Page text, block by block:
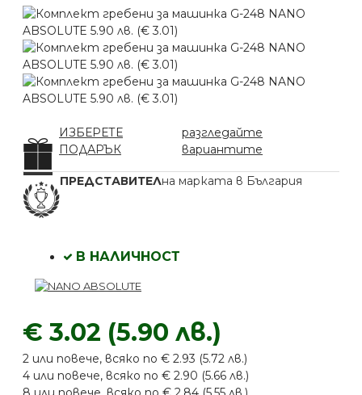
ИЗБЕРЕТЕ
ПОДАРЪК
разгледайте
вариантите
ПРЕДСТАВИТЕЛна марката в България
€ 3.02 (5.90 лв.)
2 или повече, всяко по € 2.93 (5.72 лв.)
4 или повече, всяко по € 2.90 (5.66 лв.)
В НАЛИЧНОСТ